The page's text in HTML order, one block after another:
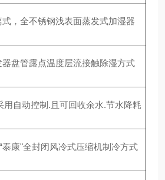
，全不锈钢浅表面蒸发式加湿器
盘管露点温度层流接触除湿方式
用自动控制.且可回收余水.节水降耗
泰康"全封闭风冷式压缩机制冷方式